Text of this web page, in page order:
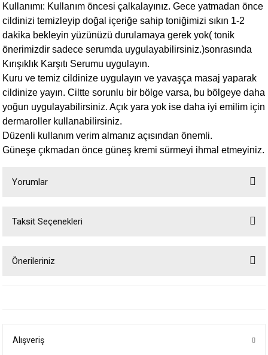
Kullanımı: Kullanım öncesi çalkalayınız. Gece yatmadan önce
cildinizi temizleyip doğal içeriğe sahip toniğimizi sıkın 1-2
dakika bekleyin yüzünüzü durulamaya gerek yok( tonik
önerimizdir sadece serumda uygulayabilirsiniz.)sonrasında
Kırışıklık Karşıtı Serumu uygulayın.
Kuru ve temiz cildinize uygulayın ve yavaşça masaj yaparak
cildinize yayın. Ciltte sorunlu bir bölge varsa, bu bölgeye daha
yoğun uygulayabilirsiniz. Açık yara yok ise daha iyi emilim için
dermaroller kullanabilirsiniz.
Düzenli kullanım verim almanız açısından önemli.
Güneşe çıkmadan önce güneş kremi sürmeyi ihmal etmeyiniz.
Yorumlar
Taksit Seçenekleri
Önerileriniz
Alışveriş